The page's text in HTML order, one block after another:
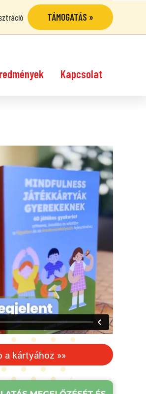
TÁMOGATÁS »
Kapcsolat
a kártyához »»